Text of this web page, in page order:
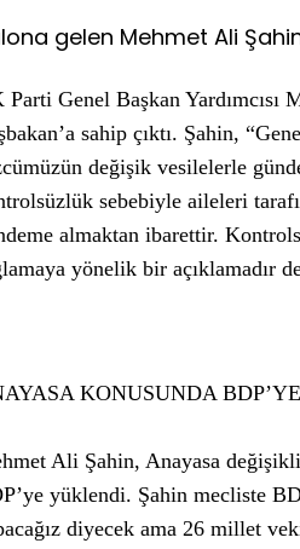
gelen Mehmet Ali
Parti Genel Başkan Yardımcısı
sahip çıktı. Şahin,
değişik vesilelerle
sebebiyle aileleri
almaktan ibarettir.
yönelik bir açıklamadır
KONUSUNDA
Ali Şahin, Anayasa
yüklendi. Şahin mecliste
diyecek ama 26 millet